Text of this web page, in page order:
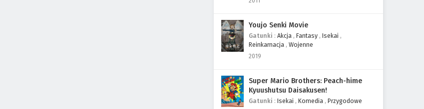
Youjo Senki Movie
Gatunki : Akcja , Fantasy , Isekai ,
Reinkarnacja , Wojenne
2019
Super Mario Brothers: Peach-hime
Kyuushutsu Daisakusen!
Gatunki : Isekai , Komedia , Przygodowe